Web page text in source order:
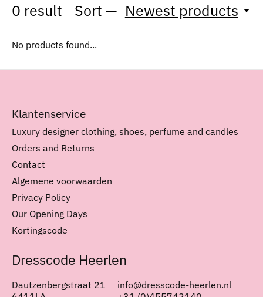
0 result Sort — Newest products
No products found...
Klantenservice
Luxury designer clothing, shoes, perfume and candles
Orders and Returns
Contact
Algemene voorwaarden
Privacy Policy
Our Opening Days
Kortingscode
Dresscode Heerlen
Dautzenbergstraat 21
info@dresscode-heerlen.nl